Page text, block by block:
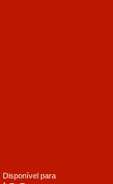
Disponível para